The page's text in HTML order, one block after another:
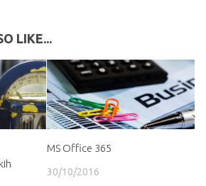
LIKE...
MS Office 365
30/10/2016